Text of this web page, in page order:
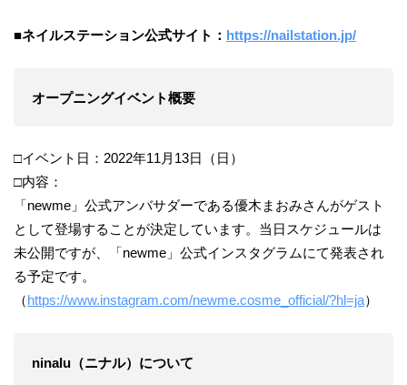
■ネイルステーション公式サイト： https://nailstation.jp/
オープニングイベント概要
□イベント日：2022年11月13日（日）
□内容：
「newme」公式アンバサダーである優木まおみさんがゲスト
として登場することが決定しています。当日スケジュールは
未公開ですが、「newme」公式インスタグラムにて発表され
る予定です。
（https://www.instagram.com/newme.cosme_official/?hl=ja）
ninalu（ニナル）について